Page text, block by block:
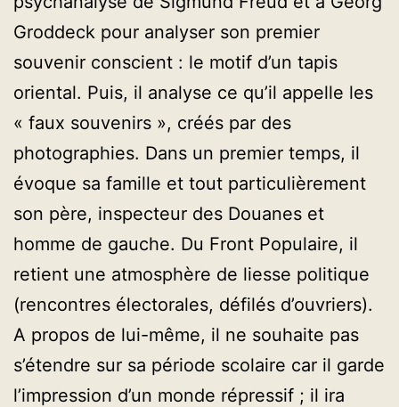
Groddeck pour analyser son premier
souvenir conscient : le motif d’un tapis
oriental. Puis, il analyse ce qu’il appelle les
« faux souvenirs », créés par des
photographies. Dans un premier temps, il
évoque sa famille et tout particulièrement
son père, inspecteur des Douanes et
homme de gauche. Du Front Populaire, il
retient une atmosphère de liesse politique
(rencontres électorales, défilés d’ouvriers).
A propos de lui-même, il ne souhaite pas
s’étendre sur sa période scolaire car il garde
l’impression d’un monde répressif ; il ira